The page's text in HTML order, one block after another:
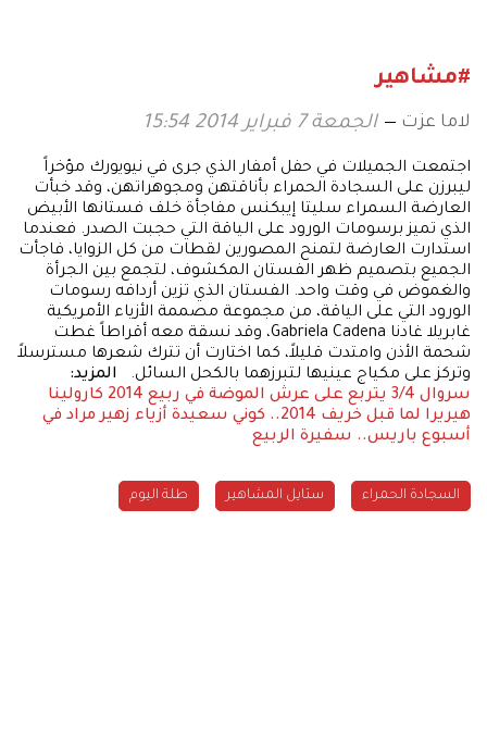
#مشاهير
لاما عزت الجمعة 7 فبراير 2014 15:54
اجتمعت الجميلات في حفل أمفار الذي جرى في نيويورك مؤخراً
ليبرزن على السجادة الحمراء بأناقتهن ومجوهراتهن، وقد خبأت
العارضة السمراء سليتا إيبكنس مفاجأة خلف فستانها الأبيض
الذي تميز برسومات الورود على الياقة التي حجبت الصدر. فعندما
استدارت العارضة لتمنح المصورين لقطات من كل الزوايا، فاجأت
الجميع بتصميم ظهر الفستان المكشوف، لتجمع بين الجرأة
والغموض في وقت واحد. الفستان الذي تزين أردافه رسومات
الورود التي على الياقة، من مجموعة مصممة الأزياء الأمريكية
غابريلا غادنا Gabriela Cadena، وقد نسقة معه أقراطاً غطت
شحمة الأذن وامتدت قليلاً، كما اختارت أن تترك شعرها مسترسلاً
وتركز على مكياج عينيها لتبرزهما بالكحل السائل.
المزيد:
سروال 3/4 يتربع على عرش الموضة في ربيع 2014
كارولينا
هيريرا لما قبل خريف 2014.. كوني سعيدة
أزياء زهير مراد في
أسبوع باريس.. سفيرة الربيع
السجادة الحمراء ستايل المشاهير طلة اليوم